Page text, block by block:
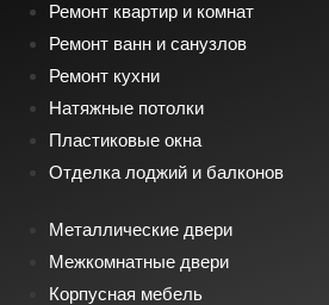
Ремонт квартир и комнат
Ремонт ванн и санузлов
Ремонт кухни
Натяжные потолки
Пластиковые окна
Отделка лоджий и балконов
Металлические двери
Межкомнатные двери
Корпусная мебель